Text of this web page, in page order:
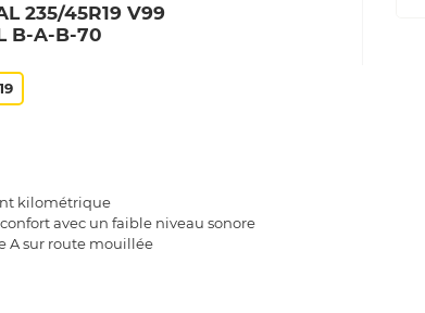
235/45R19 V99
B-A-B-70
kilométrique
avec un faible niveau sonore
A sur route mouillée